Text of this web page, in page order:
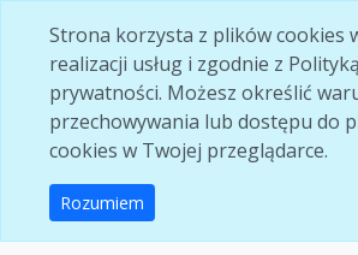
Strona korzysta z plików cookies
realizacji usług i zgodnie z Polityką
prywatności. Możesz określić
przechowywania lub dostępu do
cookies w Twojej przeglądarce.
Rozumiem